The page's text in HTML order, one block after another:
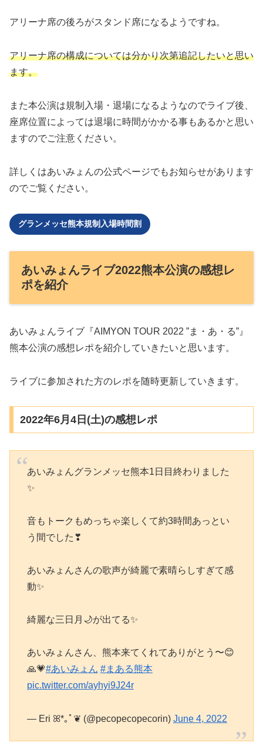
アリーナ席の後ろがスタンド席になるようですね。
アリーナ席の構成については分かり次第追記したいと思い
ます。
また本公演は規制入場・退場になるようなのでライブ後、
座席位置によっては退場に時間がかかる事もあるかと思い
ますのでご注意ください。
詳しくはあいみょんの公式ページでもお知らせがあります
のでご覧ください。
グランメッセ熊本規制入場時間割
あいみょんライブ2022熊本公演の感想レ
ポを紹介
あいみょんライブ『AIMYON TOUR 2022 ”ま・あ・る”』
熊本公演の感想レポを紹介していきたいと思います。
ライブに参加された方のレポを随時更新していきます。
2022年6月4日(土)の感想レポ
あいみょんグランメッセ熊本1日目終わりました
✨
音もトークもめっちゃ楽しくて約3時間あっとい
う間でした❣
あいみょんさんの歌声が綺麗で素晴らしすぎて感
動✨
綺麗な三日月🌙が出てる✨
あいみょんさん、熊本来てくれてありがとう〜😊
🙏💗#あいみょん #まある熊本
pic.twitter.com/ayhyi9J24r
— Eri ꕤ*｡ﾟ❦ (@pecopecopecorin) June 4, 2022